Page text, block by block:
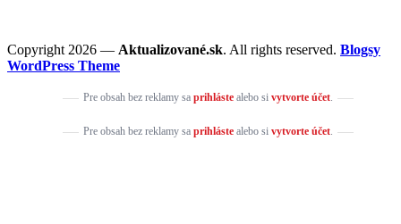
Copyright 2026 — Aktualizované.sk. All rights reserved. Blogsy
WordPress Theme
Pre obsah bez reklamy sa prihlástealebo si vytvorte účet.